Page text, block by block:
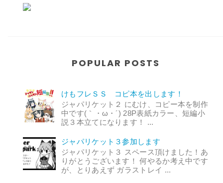
POPULAR POSTS
けもフレＳＳ コピ本を出します！
ジャパリケット２ にむけ、コピー本を制作
中です(｀・ω・´) 28P表紙カラー、短編小
説３本立てになります！ ...
ジャパリケット３参加します
ジャパリケット３ スペース頂けました！あ
りがとうございます！ 何やるか考え中です
が、とりあえず ガラストレイ ...